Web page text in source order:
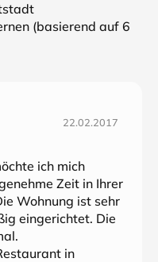
(basierend auf 6
22.02.2017
ich mich
Zeit in Ihrer
Wohnung ist sehr
eingerichtet. Die
in